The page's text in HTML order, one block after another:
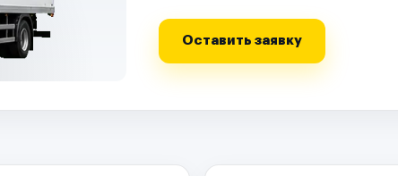
Оставить заявку